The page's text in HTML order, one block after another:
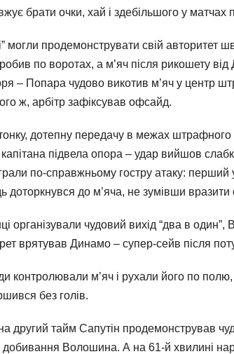
брати очки, хай і здебільшого у матчах
могли продемонструвати свій авторитет
по воротах, а м’яч після рикошету
– Попара чудово викотив м’яч у центр
ж, арбітр зафіксував офсайд.
дотепну передачу в межах
підвела опора – удар вийшов
по-справжньому гостру атаку:
до м’яча, не зумівши вразити
організували чудовий вихід “два в
врятував Динамо – супер-сейв після
контролювали м’яч і рухали його по полю,
без голів.
другий тайм Сапутін продемонстрував
добивання Волошина. А на 61-й хвилині